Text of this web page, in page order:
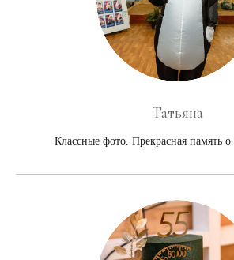
Татьяна
Классные фото. Прекрасная память